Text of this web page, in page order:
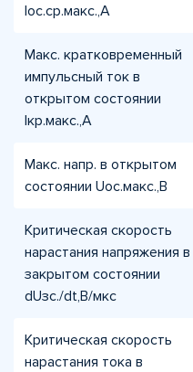
Iос.ср.макс.,А
Макс. кратковременный
импульсный ток в
открытом состоянии
Iкр.макс.,А
Макс. напр. в открытом
состоянии Uос.макс.,В
Критическая скорость
нарастания напряжения в
закрытом состоянии
dUзс./dt,В/мкс
Критическая скорость
нарастания тока в